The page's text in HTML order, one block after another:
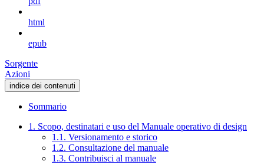
html
epub
Sorgente
Azioni
indice dei contenuti
Sommario
1. Scopo, destinatari e uso del Manuale operativo di design
1.1. Versionamento e storico
1.2. Consultazione del manuale
1.3. Contribuisci al manuale